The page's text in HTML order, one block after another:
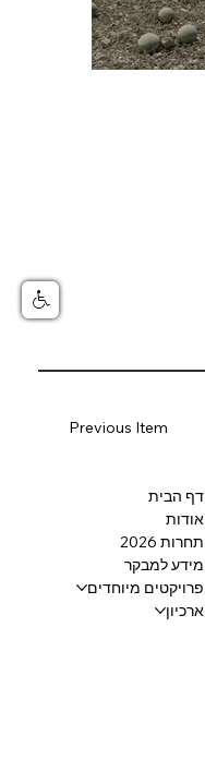
Previous Item
דף הבית
אודות
תחרות 2026
מידע למבקר
פרויקטים מיוחדים
ארכיון